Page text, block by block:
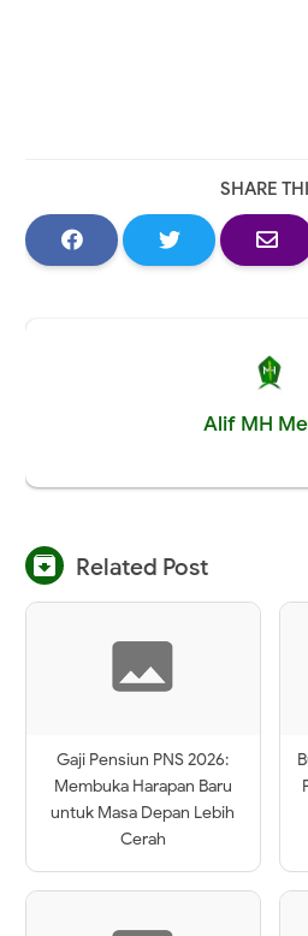
SHARE
Alif MH
 Related Post
Gaji Pensiun PNS 2026:
Membuka Harapan Baru
untuk Masa Depan Lebih
Cerah